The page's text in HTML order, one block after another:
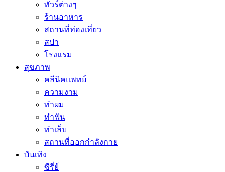
ทัวร์ต่างๆ
ร้านอาหาร
สถานที่ท่องเที่ยว
สปา
โรงแรม
สุขภาพ
คลีนิคแพทย์
ความงาม
ทำผม
ทำฟัน
ทำเล็บ
สถานที่ออกกำลังกาย
บันเทิง
ซีรี่ย์